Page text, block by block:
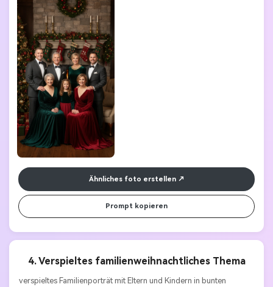
Ähnliches foto erstellen
Prompt kopieren
4. Verspieltes familienweihnachtliches Thema
verspieltes Familienporträt mit Eltern und Kindern in bunten